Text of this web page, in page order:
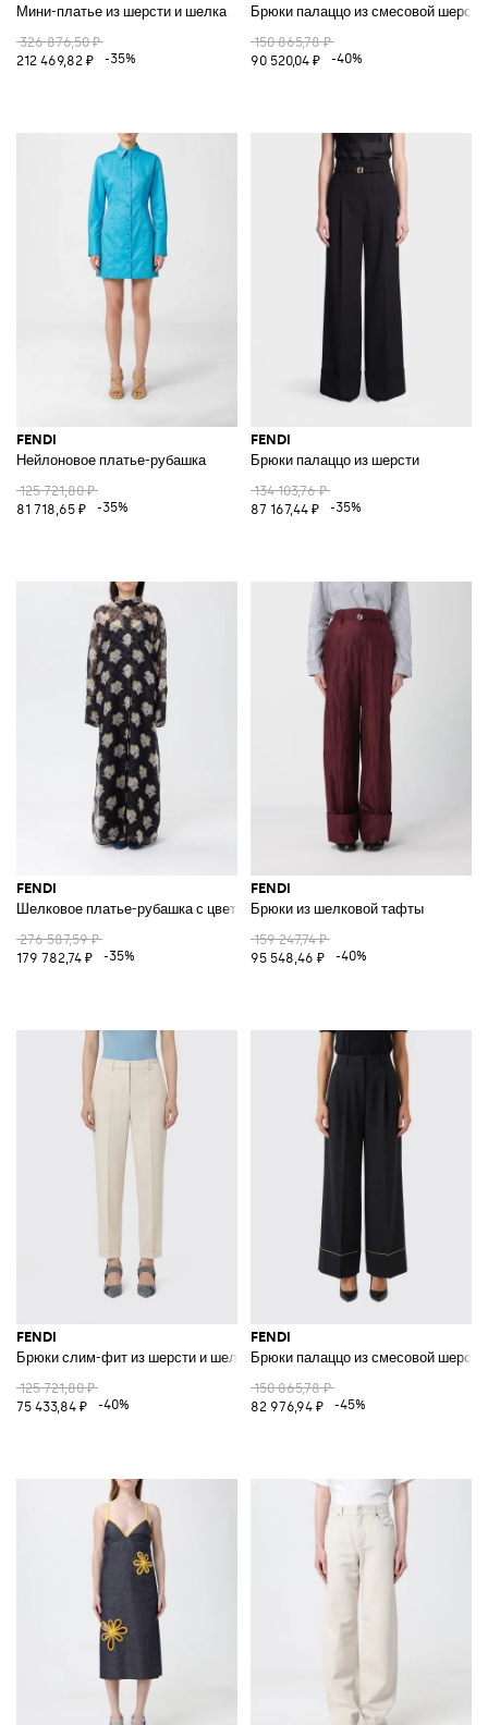
Мини-платье из шерсти и шелка
326 876,50 ₽
212 469,82 ₽
-35%
Брюки палаццо из смесовой шерсти
150 865,78 ₽
90 520,04 ₽
-40%
FENDI
Нейлоновое платье-рубашка
125 721,80 ₽
81 718,65 ₽
-35%
FENDI
Брюки палаццо из шерсти
134 103,76 ₽
87 167,44 ₽
-35%
FENDI
Шелковое платье-рубашка с цветочным принтом
276 587,59 ₽
179 782,74 ₽
-35%
FENDI
Брюки из шелковой тафты
159 247,74 ₽
95 548,46 ₽
-40%
FENDI
Брюки слим-фит из шерсти и шелка
125 721,80 ₽
75 433,84 ₽
-40%
FENDI
Брюки палаццо из смесовой шерсти
150 865,78 ₽
82 976,94 ₽
-45%